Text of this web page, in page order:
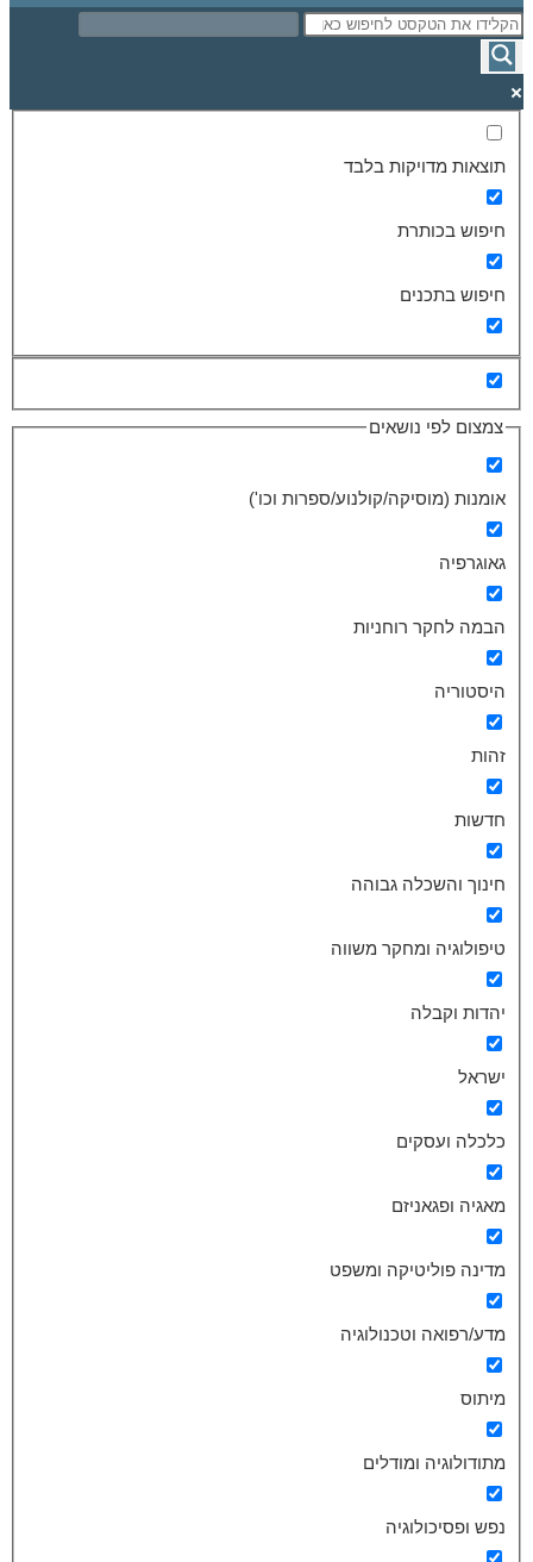
תוצאות מדויקות בלבד
חיפוש בכותרת
חיפוש בתכנים
צמצום לפי נושאים
אומנות (מוסיקה/קולנוע/ספרות וכו')
גאוגרפיה
הבמה לחקר רוחניות
היסטוריה
זהות
חדשות
חינוך והשכלה גבוהה
טיפולוגיה ומחקר משווה
יהדות וקבלה
ישראל
כלכלה ועסקים
מאגיה ופגאניזם
מדינה פוליטיקה ומשפט
מדע/רפואה וטכנולוגיה
מיתוס
מתודולוגיה ומודלים
נפש ופסיכולוגיה